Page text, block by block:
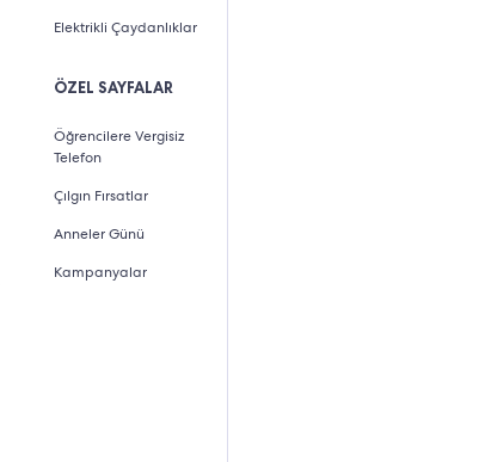
Elektrikli Çaydanlıklar
ÖZEL SAYFALAR
Öğrencilere Vergisiz
Telefon
Çılgın Fırsatlar
Anneler Günü
Kampanyalar